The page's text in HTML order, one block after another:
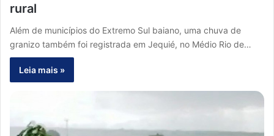
rural
Além de municípios do Extremo Sul baiano, uma chuva de
granizo também foi registrada em Jequié, no Médio Rio de…
Leia mais »